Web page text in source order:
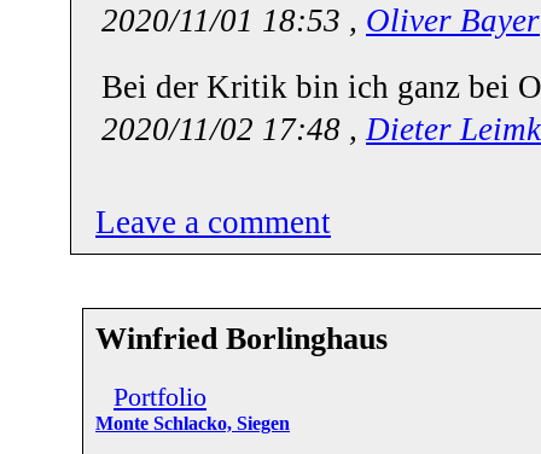
2020/11/01 18:53 , Oliver Bayer
Bei der Kritik bin ich ganz bei
2020/11/02 17:48 , Dieter
Leave a comment
Winfried Borlinghaus
Portfolio
Monte Schlacko, Siegen